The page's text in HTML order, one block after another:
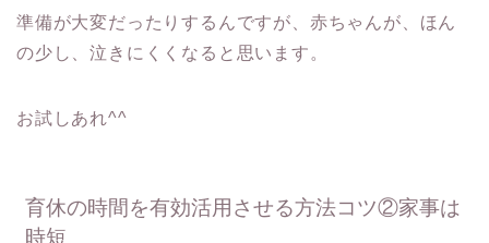
準備が大変だったりするんですが、赤ちゃんが、ほん
の少し、泣きにくくなると思います。
お試しあれ^^
育休の時間を有効活用させる方法コツ②家事は
時短